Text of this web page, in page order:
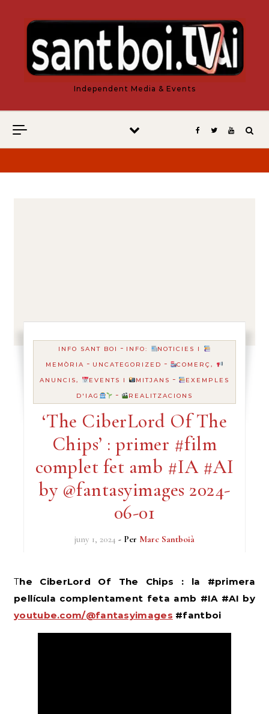
Independent Media & Events
INFO SANT BOI - INFO:
NOTICIES I
MEMÒRIA - UNCATEGORIZED -
COMERÇ,
ANUNCIS,
EVENTS I MITJANS -
EXEMPLES
D'IAG
- REALITZACIONS
‘The CiberLord Of The
Chips’ : primer #film
complet fet amb #IA #AI
by @fantasyimages 2024-
06-01
juny 1, 2024 - Per Marc Santboià
The CiberLord Of The Chips : la #primera
pel·lícula complentament feta amb #IA #AI by
youtube.com/@fantasyimages #fantboi